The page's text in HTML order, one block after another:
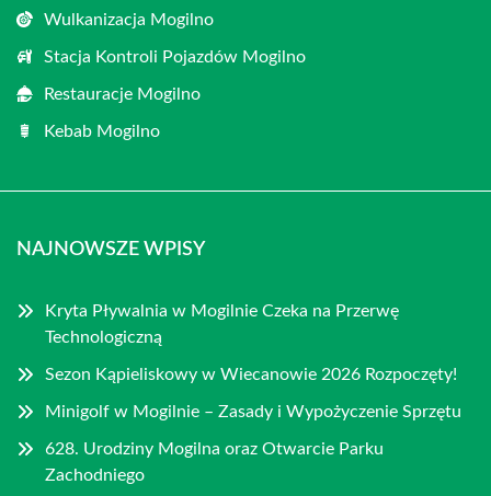
Wulkanizacja Mogilno
Stacja Kontroli Pojazdów Mogilno
Restauracje Mogilno
Kebab Mogilno
NAJNOWSZE WPISY
Kryta Pływalnia w Mogilnie Czeka na Przerwę
Technologiczną
Sezon Kąpieliskowy w Wiecanowie 2026 Rozpoczęty!
Minigolf w Mogilnie – Zasady i Wypożyczenie Sprzętu
628. Urodziny Mogilna oraz Otwarcie Parku
Zachodniego